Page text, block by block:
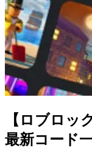
【ロブロッ
最新コード